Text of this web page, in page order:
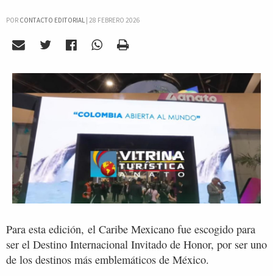
POR CONTACTO EDITORIAL| 28 FEBRERO 2026
Para esta edición, el Caribe Mexicano fue escogido para
ser el Destino Internacional Invitado de Honor, por ser uno
de los destinos más emblemáticos de México.